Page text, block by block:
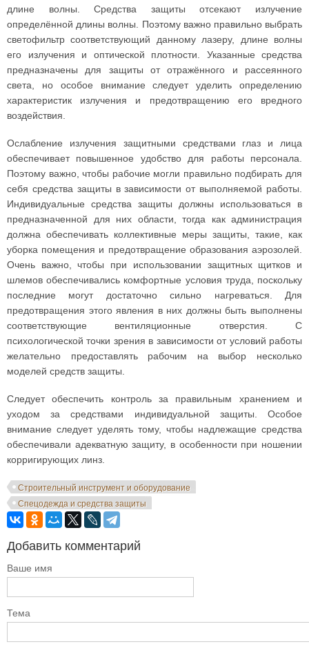
длине волны. Средства защиты отсекают излучение
определённой длины волны. Поэтому важно правильно выбрать
светофильтр соответствующий данному лазеру, длине волны
его излучения и оптической плотности. Указанные средства
предназначены для защиты от отражённого и рассеянного
света, но особое внимание следует уделить определению
характеристик излучения и предотвращению его вредного
воздействия.
Ослабление излучения защитными средствами глаз и лица
обеспечивает повышенное удобство для работы персонала.
Поэтому важно, чтобы рабочие могли правильно подбирать для
себя средства защиты в зависимости от выполняемой работы.
Индивидуальные средства защиты должны использоваться в
предназначенной для них области, тогда как администрация
должна обеспечивать коллективные меры защиты, такие, как
уборка помещения и предотвращение образования аэрозолей.
Очень важно, чтобы при использовании защитных щитков и
шлемов обеспечивались комфортные условия труда, поскольку
последние могут достаточно сильно нагреваться. Для
предотвращения этого явления в них должны быть выполнены
соответствующие вентиляционные отверстия. С
психологической точки зрения в зависимости от условий работы
желательно предоставлять рабочим на выбор несколько
моделей средств защиты.
Следует обеспечить контроль за правильным хранением и
уходом за средствами индивидуальной защиты. Особое
внимание следует уделять тому, чтобы надлежащие средства
обеспечивали адекватную защиту, в особенности при ношении
корригирующих линз.
Строительный инструмент и оборудование
Спецодежда и средства защиты
Добавить комментарий
Ваше имя
Тема